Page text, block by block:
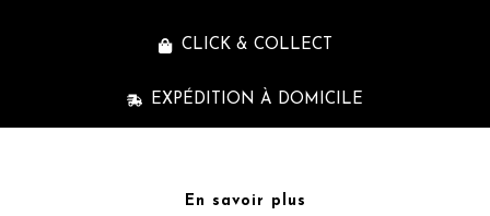
CLICK & COLLECT
EXPÉDITION À DOMICILE
En savoir plus